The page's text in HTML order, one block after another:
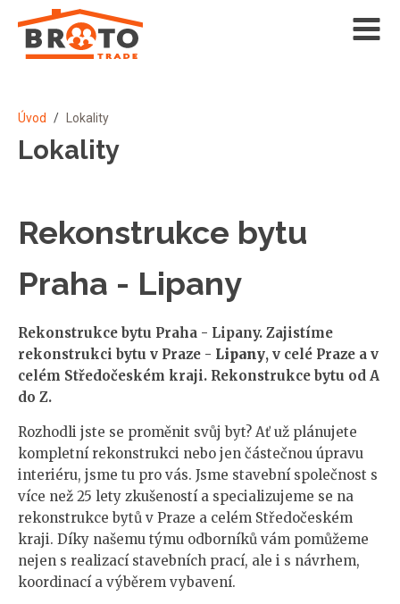
Úvod / Lokality
Lokality
Rekonstrukce bytu
Praha - Lipany
Rekonstrukce bytu Praha - Lipany. Zajistíme
rekonstrukci bytu v Praze - Lipany, v celé Praze a v
celém Středočeském kraji. Rekonstrukce bytu od A
do Z.
Rozhodli jste se proměnit svůj byt? Ať už plánujete
kompletní rekonstrukci nebo jen částečnou úpravu
interiéru, jsme tu pro vás. Jsme stavební společnost s
více než 25 lety zkušeností a specializujeme se na
rekonstrukce bytů v Praze a celém Středočeském
kraji. Díky našemu týmu odborníků vám pomůžeme
nejen s realizací stavebních prací, ale i s návrhem,
koordinací a výběrem vybavení.